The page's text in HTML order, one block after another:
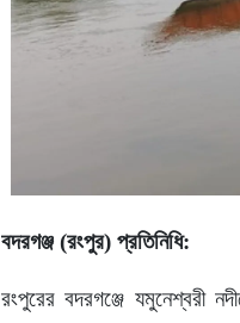
বদরগঞ্জ (রংপুর) প্রতিনিধি:
রংপুরের বদরগঞ্জে যমুনেশ্বরী